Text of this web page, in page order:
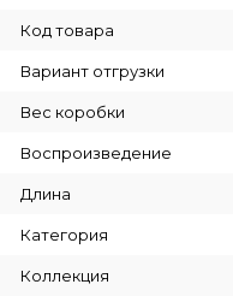
Код товара
Вариант отгрузки
Вес коробки
Воспроизведение
Длина
Категория
Коллекция